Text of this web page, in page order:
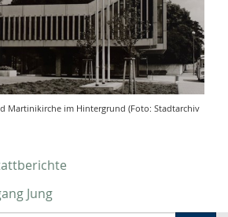
Martinikirche im Hintergrund (Foto: Stadtarchiv
Jung